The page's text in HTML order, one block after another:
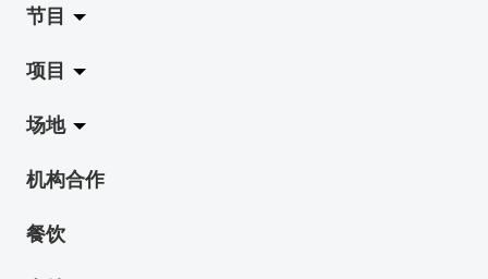
关于艺穗会
艺穗会的演化
使命与宗旨
艺穗会架构
档案库
节目
拉阔
展览
演出
活动
项目
Jazz-Go-Central, Jazz-Go-Fringe
LPL
2015-16 艺术场地资助计划
场地
陈丽玲划廊
奶库
机构合作
餐饮